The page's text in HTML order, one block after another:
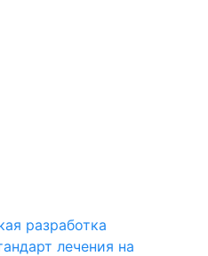
разработка
лечения на